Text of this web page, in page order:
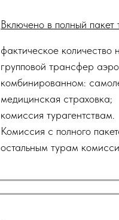
Включено в полный пакет
фактическое количество
групповой трансфер
комбинированном:
медицинская страховка;
комиссия турагентствам.
Комиссия с полного
остальным турам